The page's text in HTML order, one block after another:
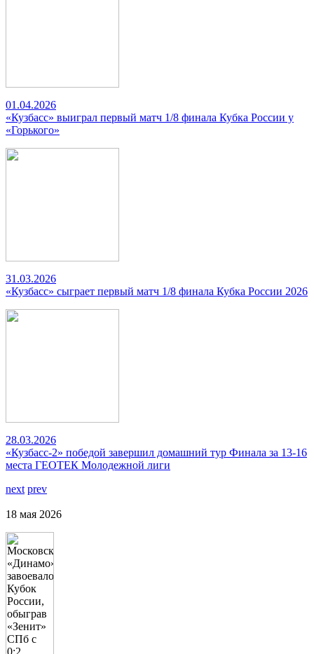
01.04.2026
«Кузбасс» выиграл первый матч 1/8 финала Кубка России у
«Горького»
31.03.2026
«Кузбасс» сыграет первый матч 1/8 финала Кубка России 2026
28.03.2026
«Кузбасс-2» победой завершил домашний тур Финала за 13-16
места ГЕОТЕК Молодежной лиги
next prev
18 мая 2026